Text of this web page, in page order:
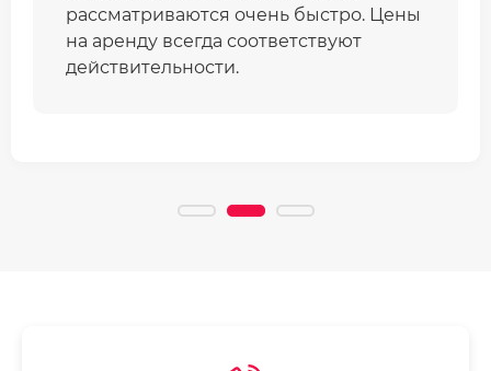
рассматриваются очень быстро. Цены
на аренду всегда соответствуют
действительности.